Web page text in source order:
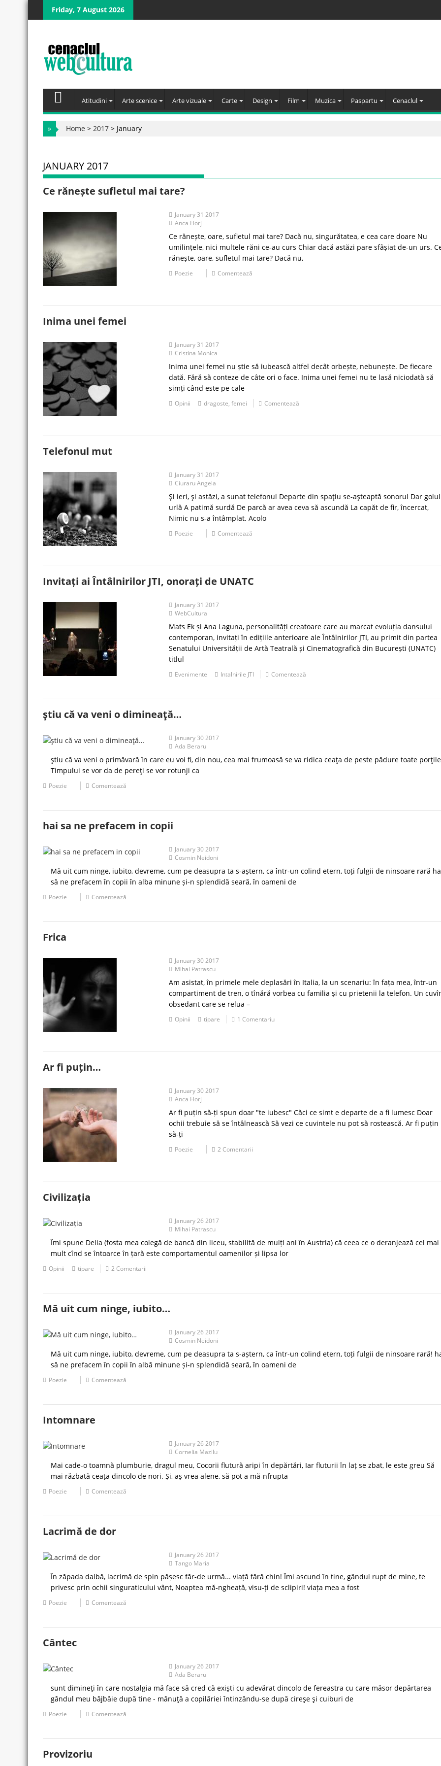
Skip
Friday, 7 August 2026
Atitudini Arte scenice Arte vizuale Carte Design Film Muzica Paspartu Cenaclul
» Home > 2017 > January
JANUARY 2017
Ce rănește sufletul mai tare?
January 31 2017
Anca Horj
Ce rănește, oare, sufletul mai tare? Dacă nu, singurătatea, e cea care doare Nu
umilințele, nici multele răni ce-au curs Chiar dacă astăzi pare sfâșiat de-un urs.
rănește, oare, sufletul mai tare? Dacă nu,
Poezie Comentează
Inima unei femei
January 31 2017
Cristina Monica
Inima unei femei nu știe să iubească altfel decât orbește, nebunește. De fiecare
dată. Fără să conteze de câte ori o face. Inima unei femei nu te lasă niciodată să
simți când este pe cale
Opinii dragoste, femei Comentează
Telefonul mut
January 31 2017
Ciuraru Angela
Şi ieri, şi astăzi, a sunat telefonul Departe din spaţiu se-aşteaptă sonorul Dar golul
urlă A patimă surdă De parcă ar avea ceva să ascundă La capăt de fir, încercat,
Nimic nu s-a întâmplat. Acolo
Poezie Comentează
Invitați ai Întâlnirilor JTI, onorați de UNATC
January 31 2017
WebCultura
Mats Ek și Ana Laguna, personalități creatoare care au marcat evoluția dansului
contemporan, invitați în edițiile anterioare ale Întâlnirilor JTI, au primit din partea
Senatului Universității de Artă Teatrală și Cinematografică din București (UNATC)
titlul
Evenimente Intalnirile JTI Comentează
ştiu că va veni o dimineaţă…
January 30 2017
Ada Beraru
ştiu că va veni o primăvară în care eu voi fi, din nou, cea mai frumoasă se va ridica ceaţa de peste pădure toate porţile
Timpului se vor da de pereţi se vor rotunji ca
Poezie Comentează
hai sa ne prefacem in copii
January 30 2017
Cosmin Neidoni
Mă uit cum ninge, iubito, devreme, cum pe deasupra ta s-aștern, ca într-un colind etern, toți fulgii de ninsoare rară
să ne prefacem în copii în alba minune și-n splendidă seară, în oameni de
Poezie Comentează
Frica
January 30 2017
Mihai Patrascu
Am asistat, în primele mele deplasări în Italia, la un scenariu: în fața mea, într-un
compartiment de tren, o tînără vorbea cu familia și cu prietenii la telefon. Un
obsedant care se relua –
Opinii tipare 1 Comentariu
Ar fi puțin…
January 30 2017
Anca Horj
Ar fi puțin să-ți spun doar "te iubesc" Căci ce simt e departe de a fi lumesc Doar
ochii trebuie să se întâlnească Să vezi ce cuvintele nu pot să rostească. Ar fi puțin
să-ți
Poezie 2 Comentarii
Civilizația
January 26 2017
Mihai Patrascu
Îmi spune Delia (fosta mea colegă de bancă din liceu, stabilită de mulți ani în Austria) că ceea ce o deranjează cel mai
mult cînd se întoarce în țară este comportamentul oamenilor și lipsa lor
Opinii tipare 2 Comentarii
Mă uit cum ninge, iubito…
January 26 2017
Cosmin Neidoni
Mă uit cum ninge, iubito, devreme, cum pe deasupra ta s-aștern, ca într-un colind etern, toți fulgii de ninsoare rară!
să ne prefacem în copii în albă minune și-n splendidă seară, în oameni de
Poezie Comentează
Intomnare
January 26 2017
Cornelia Mazilu
Mai cade-o toamnă plumburie, dragul meu, Cocorii flutură aripi în depărtări, Iar fluturii în laț se zbat, le este greu Să
mai răzbată ceața dincolo de nori. Și, aș vrea alene, să pot a mă-nfrupta
Poezie Comentează
Lacrimă de dor
January 26 2017
Tango Maria
În zăpada dalbă, lacrimă de spin pășesc făr-de urmă... viață fără chin! Îmi ascund în tine, gândul rupt de mine, te
privesc prin ochii singuraticului vânt, Noaptea mă-ngheață, visu-ți de sclipiri! viața mea a fost
Poezie Comentează
Cântec
January 26 2017
Ada Beraru
sunt dimineţi în care nostalgia mă face să cred că exişti cu adevărat dincolo de fereastra cu care măsor depărtarea
gândul meu bâjbâie după tine - mânuţă a copilăriei întinzându-se după cireşe şi cuiburi de
Poezie Comentează
Provizoriu